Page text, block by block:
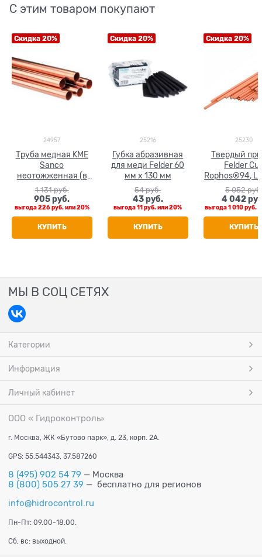
С этим товаром покупают
Скидка 20%
24957
Труба медная KME
Sanco
неотожженная (в
штанге 5 м) 28 x 1.0
1 131 руб.
905 руб.
выгода226 руб.или20%
КУПИТЬ
Скидка 20%
25216
Губка абразивная
для меди Felder 60
мм х 130 мм
54 руб.
43 руб.
выгода11 руб.или20%
КУПИТЬ
Скидка 20%
25230
Твердый
Felder
Rophos®94,
ф 2 мм,
кг
5 052 руб.
4 042
выгода1 010 руб.
КУПИТЬ
МЫ В СОЦ СЕТЯХ
Категории
Информация
Личный кабинет
ООО « Гидроконтроль»
г. Москва, ЖК «Бутово парк», д. 23, корп. 2А.
GPS: 55.544343, 37.587260
8 (495) 902 54 79 — Москва
8 (800) 505 27 39 — бесплатно для регионов
info@hidrocontrol.ru
Пн-Пт: 09.00-18.00.
Сб, вс: выходной.